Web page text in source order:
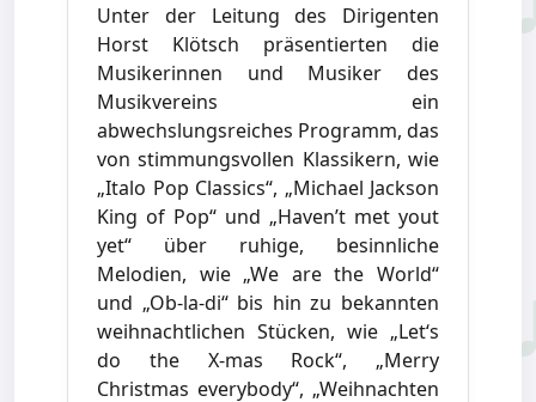
Unter der Leitung des Dirigenten
Horst Klötsch präsentierten die
Musikerinnen und Musiker des
Musikvereins ein
abwechslungsreiches Programm, das
von stimmungsvollen Klassikern, wie
„Italo Pop Classics“, „Michael Jackson
King of Pop“ und „Haven’t met yout
yet“ über ruhige, besinnliche
Melodien, wie „We are the World“
und „Ob-la-di“ bis hin zu bekannten
weihnachtlichen Stücken, wie „Let‘s
do the X-mas Rock“, „Merry
Christmas everybody“, „Weihnachten